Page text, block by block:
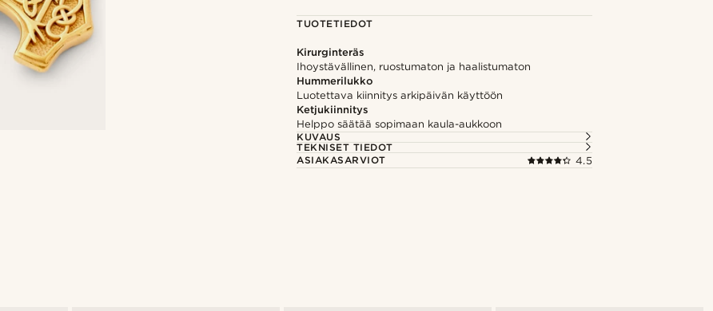
TUOTETIEDOT
Kirurginteräs
Ihoystävällinen, ruostumaton ja haalistumaton
Hummerilukko
Luotettava kiinnitys arkipäivän käyttöön
Ketjukiinnitys
Helppo säätää sopimaan kaula-aukkoon
KUVAUS
TEKNISET TIEDOT
ASIAKASARVIOT
4.5